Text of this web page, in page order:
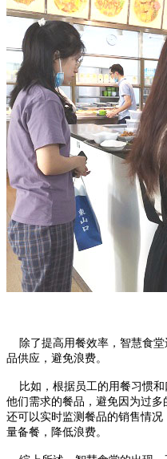
除了提高用餐效率，智慧食堂
品供应，避免浪费。
比如，根据员工的用餐习惯和
他们需求的餐品，避免因为过
还可以实时监测餐品的销售情
量备餐，降低浪费。